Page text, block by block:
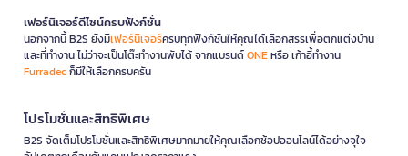
เฟอร์นิเจอร์ดีไซน์ครบฟังก์ชั่น
นอกจากนี้ B2S ยังมีเฟอร์นิเจอร์ครบทุกฟังก์ชันให้คุณได้เลือกสรรเพื่อตกแต่งบ้าน
และที่ทำงาน ไม่ว่าจะเป็นโต๊ะทำงานพับได้ จากแบรนด์ONEหรือ เก้าอี้ทำงาน
Furradecก็มีให้เลือกครบครัน
โปรโมชั่นและสิทธิพิเศษ
B2S จัดเต็มโปรโมชั่นและสิทธิพิเศษมากมายให้คุณเลือกช้อปออนไลน์ได้อย่างจุใจ